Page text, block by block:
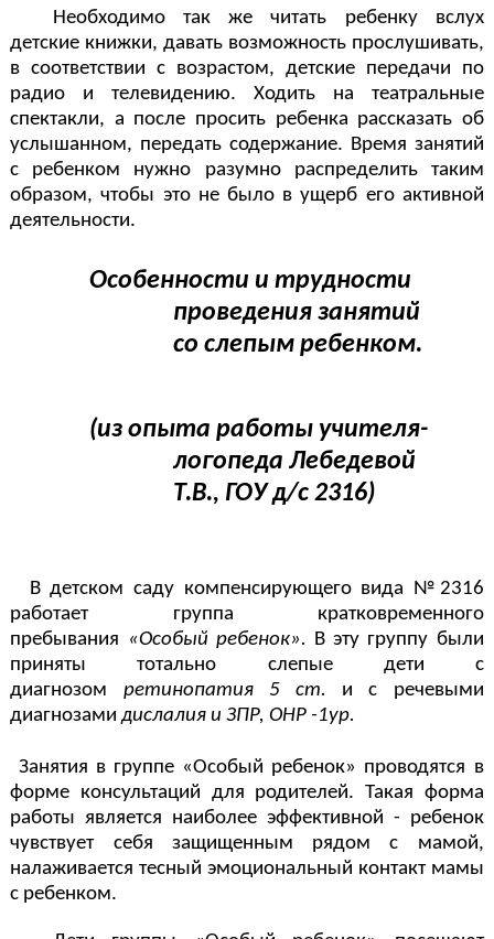
Необходимо так же читать ребенку вслух
детские книжки, давать возможность прослушивать,
в соответствии с возрастом, детские передачи по
радио и телевидению. Ходить на театральные
спектакли, а после просить ребенка рассказать об
услышанном, передать содержание. Время занятий
с ребенком нужно разумно распределить таким
образом, чтобы это не было в ущерб его активной
деятельности.
Особенности и трудности
проведения занятий
со слепым ребенком.
(из опыта работы учителя-
логопеда Лебедевой
Т.В., ГОУ д/с 2316)
В детском саду компенсирующего вида №2316
работает группа кратковременного
пребывания «Особый ребенок». В эту группу были
приняты тотально слепые дети с
диагнозом ретинопатия 5 ст.
и с речевыми
диагнозами дислалия и ЗПР, ОНР -1ур.
Занятия в группе «Особый ребенок» проводятся в
форме консультаций для родителей. Такая форма
работы является наиболее эффективной - ребенок
чувствует себя защищенным рядом с мамой,
налаживается тесный эмоциональный контакт мамы
с ребенком.